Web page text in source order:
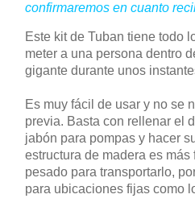
confirmaremos en cuanto
Este kit de Tuban tiene todo
meter a una persona dentro
gigante durante unos
Es muy fácil de usar y no se
previa. Basta con rellenar el
jabón para pompas y hacer
estructura de madera es
pesado para transportarlo,
para ubicaciones fijas como